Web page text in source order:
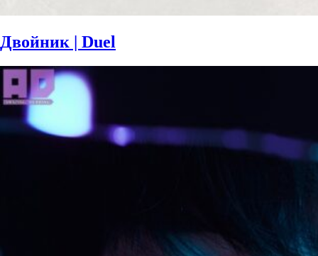
Двойник | Duel